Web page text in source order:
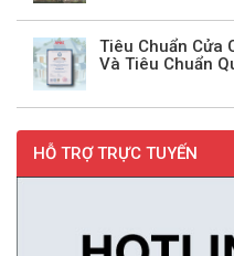
Tiêu Chuẩn Cửa
Và Tiêu Chuẩn
HỖ TRỢ TRỰC TUYẾN